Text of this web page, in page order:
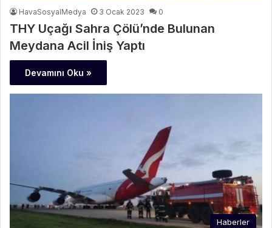
HavaSosyalMedya 3 Ocak 2023 0
THY Uçağı Sahra Çölü’nde Bulunan
Meydana Acil İniş Yaptı
Devamını Oku »
Haberler